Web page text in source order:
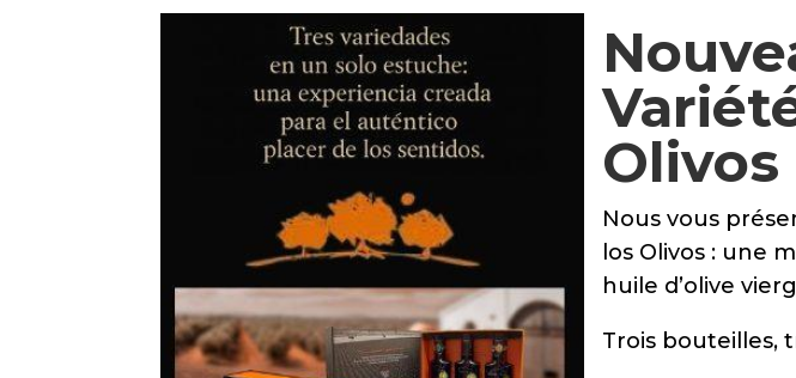
Olivos
Nous vous
los Olivos : une
huile d’olive
Trois bouteilles,